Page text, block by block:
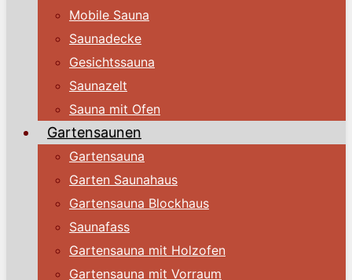
Mobile Sauna
Saunadecke
Gesichtssauna
Saunazelt
Sauna mit Ofen
Gartensaunen
Gartensauna
Garten Saunahaus
Gartensauna Blockhaus
Saunafass
Gartensauna mit Holzofen
Gartensauna mit Vorraum